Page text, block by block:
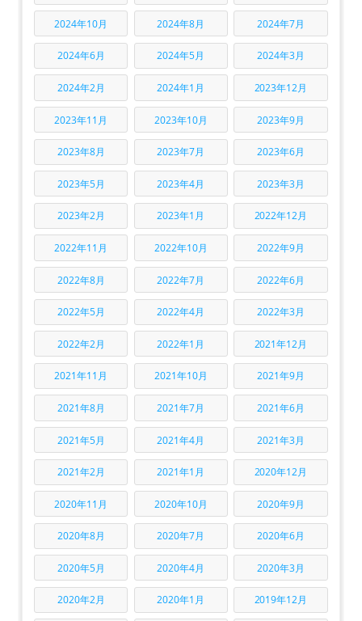
2024年10月 2024年8月 2024年7月
2024年6月 2024年5月 2024年3月
2024年2月 2024年1月 2023年12月
2023年11月 2023年10月 2023年9月
2023年8月 2023年7月 2023年6月
2023年5月 2023年4月 2023年3月
2023年2月 2023年1月 2022年12月
2022年11月 2022年10月 2022年9月
2022年8月 2022年7月 2022年6月
2022年5月 2022年4月 2022年3月
2022年2月 2022年1月 2021年12月
2021年11月 2021年10月 2021年9月
2021年8月 2021年7月 2021年6月
2021年5月 2021年4月 2021年3月
2021年2月 2021年1月 2020年12月
2020年11月 2020年10月 2020年9月
2020年8月 2020年7月 2020年6月
2020年5月 2020年4月 2020年3月
2020年2月 2020年1月 2019年12月